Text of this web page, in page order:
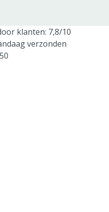
klanten: 7,8/10
verzonden